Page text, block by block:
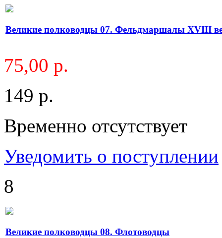
Великие полководцы 07. Фельдмаршалы XVIII
75,00 р.
149 р.
Временно отсутствует
Уведомить о поступлении
8
Великие полководцы 08. Флотоводцы